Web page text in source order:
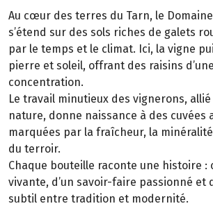
Au cœur des terres du Tarn, le
s’étend sur des sols riches de galets
par le temps et le climat. Ici, la vigne
pierre et soleil, offrant des raisins
concentration.
Le travail minutieux des vignerons,
nature, donne naissance à des cuvées
marquées par la fraîcheur, la
du terroir.
Chaque bouteille raconte une histoire :
vivante, d’un savoir-faire passionné et
subtil entre tradition et modernité.